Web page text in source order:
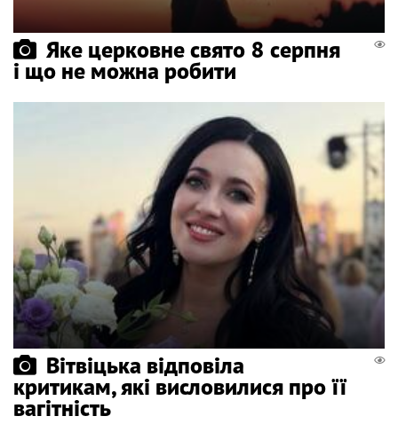
Яке церковне свято 8 серпня
і що не можна робити
Вітвіцька відповіла
критикам, які висловилися про її
вагітність